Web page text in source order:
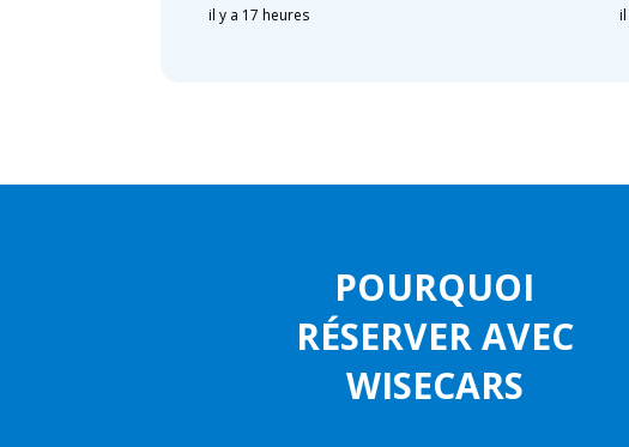
il y a 17 heures
POURQUOI
RÉSERVER AVEC
WISECARS